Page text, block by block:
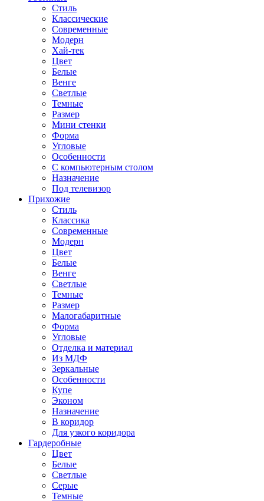
Стиль
Классические
Современные
Модерн
Хай-тек
Цвет
Белые
Венге
Светлые
Темные
Размер
Мини стенки
Форма
Угловые
Особенности
С компьютерным столом
Назначение
Под телевизор
Прихожие
Стиль
Классика
Современные
Модерн
Цвет
Белые
Венге
Светлые
Темные
Размер
Малогабаритные
Форма
Угловые
Отделка и материал
Из МДФ
Зеркальные
Особенности
Купе
Эконом
Назначение
В коридор
Для узкого коридора
Гардеробные
Цвет
Белые
Светлые
Серые
Темные